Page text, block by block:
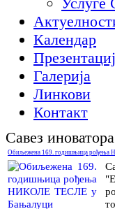
Календар
Галерија
Линкови
Контакт
Савез
Обиљежена 169. годишњица